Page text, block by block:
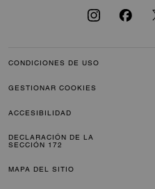
CONDICIONES DE USO
GESTIONAR COOKIES
ACCESIBILIDAD
DECLARACIÓN DE LA
SECCIÓN 172
MAPA DEL SITIO